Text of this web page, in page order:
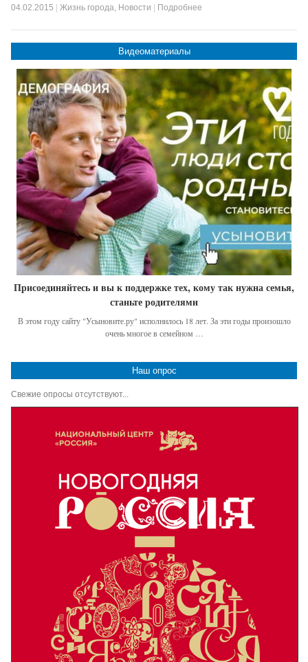
04.02.2015 |Жизнь города, Новости Подробнее
Видеоматериалы
Присоединяйтесь и вы к поддержке тех, кому так нужна семья,
станьте родителями
В этом году сайту "Усыновите.ру" исполнилось 18 лет. За эти годы произошло
очень многое в семейном …
Наш опрос
Свежие опросы отсутствуют...